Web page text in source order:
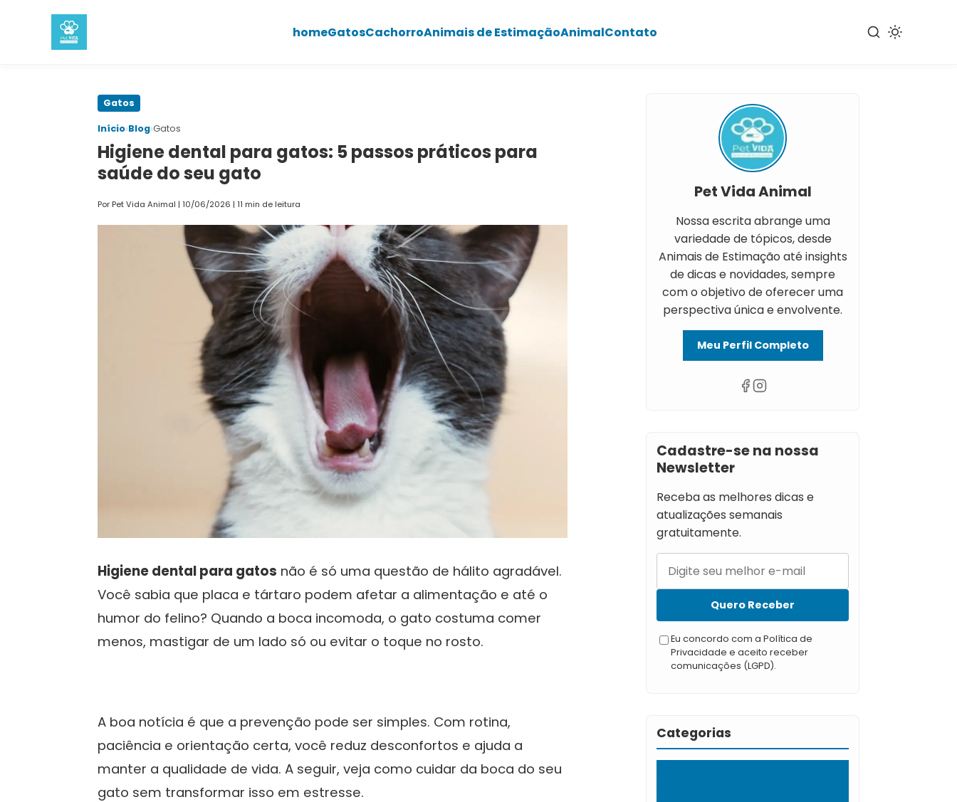
homeGatosCachorroAnimais de EstimaçãoAnimalContato
Gatos
Início›Blog›Gatos
Higiene dental para gatos: 5 passos práticos para
saúde do seu gato
Por Pet Vida Animal | 10/06/2026 | 11 min de leitura
Higiene dental para gatos não é só uma questão de hálito agradável.
Você sabia que placa e tártaro podem afetar a alimentação e até o
humor do felino? Quando a boca incomoda, o gato costuma comer
menos, mastigar de um lado só ou evitar o toque no rosto.
A boa notícia é que a prevenção pode ser simples. Com rotina,
paciência e orientação certa, você reduz desconfortos e ajuda a
manter a qualidade de vida. A seguir, veja como cuidar da boca do seu
gato sem transformar isso em estresse.
Pet Vida Animal
Nossa escrita abrange uma
variedade de tópicos, desde
Animais de Estimação até insights
de dicas e novidades, sempre
com o objetivo de oferecer uma
perspectiva única e envolvente.
Meu Perfil Completo
Cadastre-se na nossa
Newsletter
Receba as melhores dicas e
atualizações semanais
gratuitamente.
Quero Receber
Eu concordo com a Política de
Privacidade e aceito receber
comunicações (LGPD).
Categorias